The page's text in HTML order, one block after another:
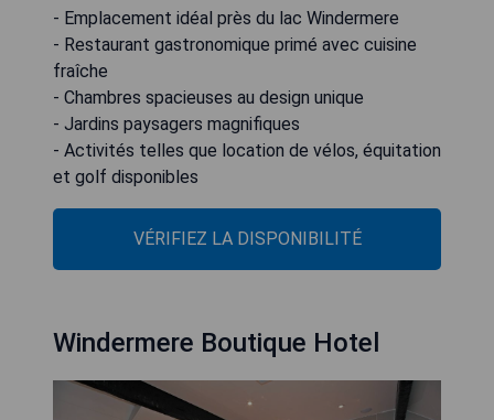
- Emplacement idéal près du lac Windermere
- Restaurant gastronomique primé avec cuisine
fraîche
- Chambres spacieuses au design unique
- Jardins paysagers magnifiques
- Activités telles que location de vélos, équitation
et golf disponibles
VÉRIFIEZ LA DISPONIBILITÉ
Windermere Boutique Hotel